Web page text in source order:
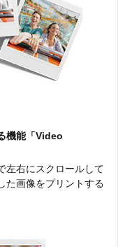
機能「Video
左右にスクロールして
た画像をプリントする